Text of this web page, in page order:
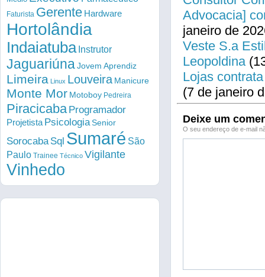
Advocacia]
janeiro de
Veste S.a
Leopoldina
Lojas
(7 de janeiro
Deixe um
O seu endereço de e-mail
Faturista Gerente Hardware
Hortolândia
Indaiatuba Instrutor
Jaguariúna Jovem Aprendiz
Limeira Linux Louveira Manicure
Monte Mor Motoboy Pedreira
Piracicaba Programador
Projetista PsicologiaSenior
Sorocaba Sql Sumaré São
Paulo Trainee Técnico Vigilante
Vinhedo